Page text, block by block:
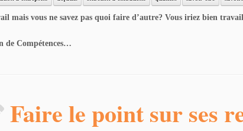
mais vous ne savez pas quoi faire d’autre? Vous iriez bien
de Compétences…
Faire le point sur ses